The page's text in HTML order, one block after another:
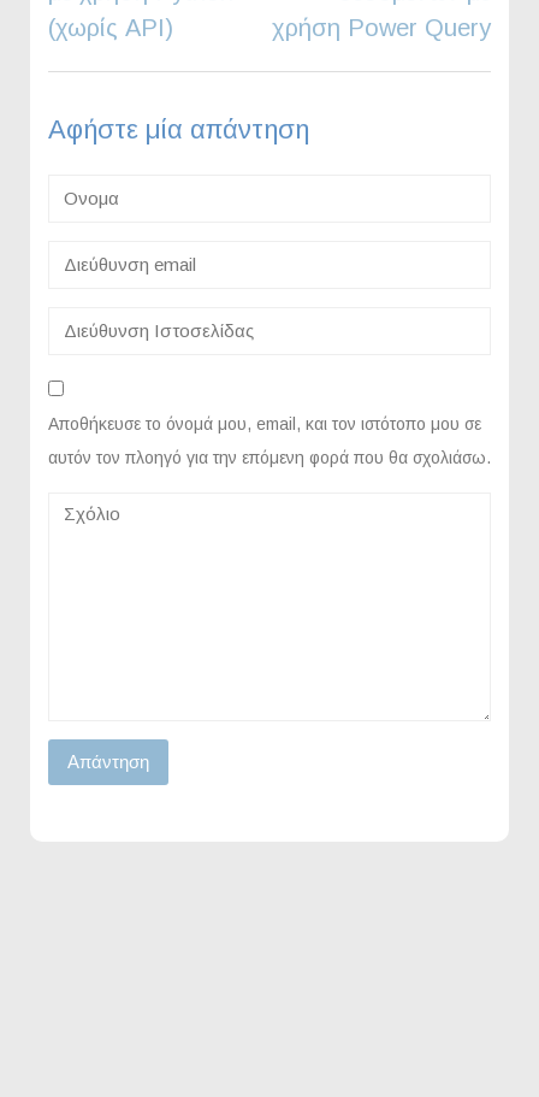
(χωρίς API)
χρήση Power Query
Αφήστε μία απάντηση
Αποθήκευσε το όνομά μου, email, και τον ιστότοπο μου σε
αυτόν τον πλοηγό για την επόμενη φορά που θα σχολιάσω.